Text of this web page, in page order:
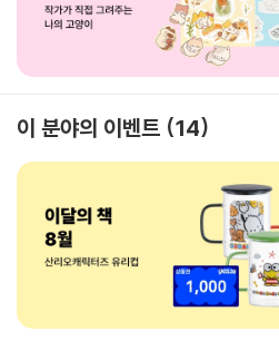
이 분야의 이벤트 14